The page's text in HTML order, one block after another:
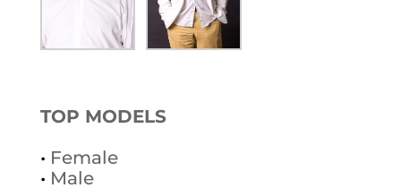
TOP MODELS
• Female
• Male